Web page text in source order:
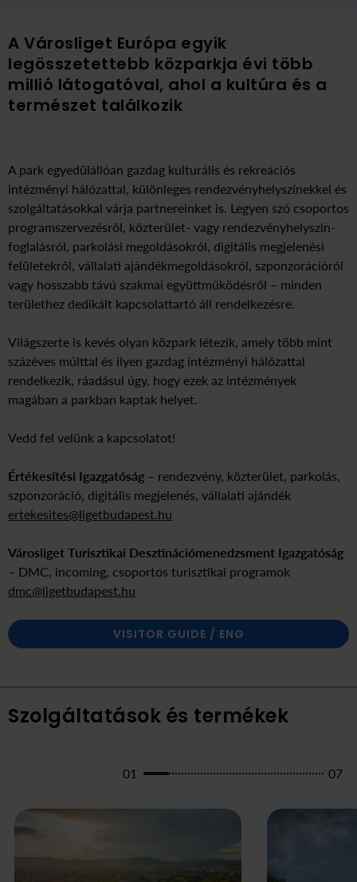
A Városliget Európa egyik
legösszetettebb közparkja évi több
millió látogatóval, ahol a kultúra és a
természet találkozik
A park egyedülállóan gazdag kulturális és rekreációs
intézményi hálózattal, különleges rendezvényhelyszínekkel és
szolgáltatásokkal várja partnereinket is. Legyen szó csoportos
programszervezésről, közterület- vagy rendezvényhelyszín-
foglalásról, parkolási megoldásokról, digitális megjelenési
felületekről, vállalati ajándékmegoldásokról, szponzorációról
vagy hosszabb távú szakmai együttműködésről – minden
területhez dedikált kapcsolattartó áll rendelkezésre.
Világszerte is kevés olyan közpark létezik, amely több mint
százéves múlttal és ilyen gazdag intézményi hálózattal
rendelkezik, ráadásul úgy, hogy ezek az intézmények
magában a parkban kaptak helyet.
Vedd fel velünk a kapcsolatot!
Értékesítési Igazgatóság – rendezvény, közterület, parkolás,
szponzoráció, digitális megjelenés, vállalati ajándék
ertekesites@ligetbudapest.hu
Városliget Turisztikai Desztinációmenedzsment Igazgatóság
– DMC, incoming, csoportos turisztikai programok
dmc@ligetbudapest.hu
VISITOR GUIDE / ENG
Szolgáltatások és termékek
01 07